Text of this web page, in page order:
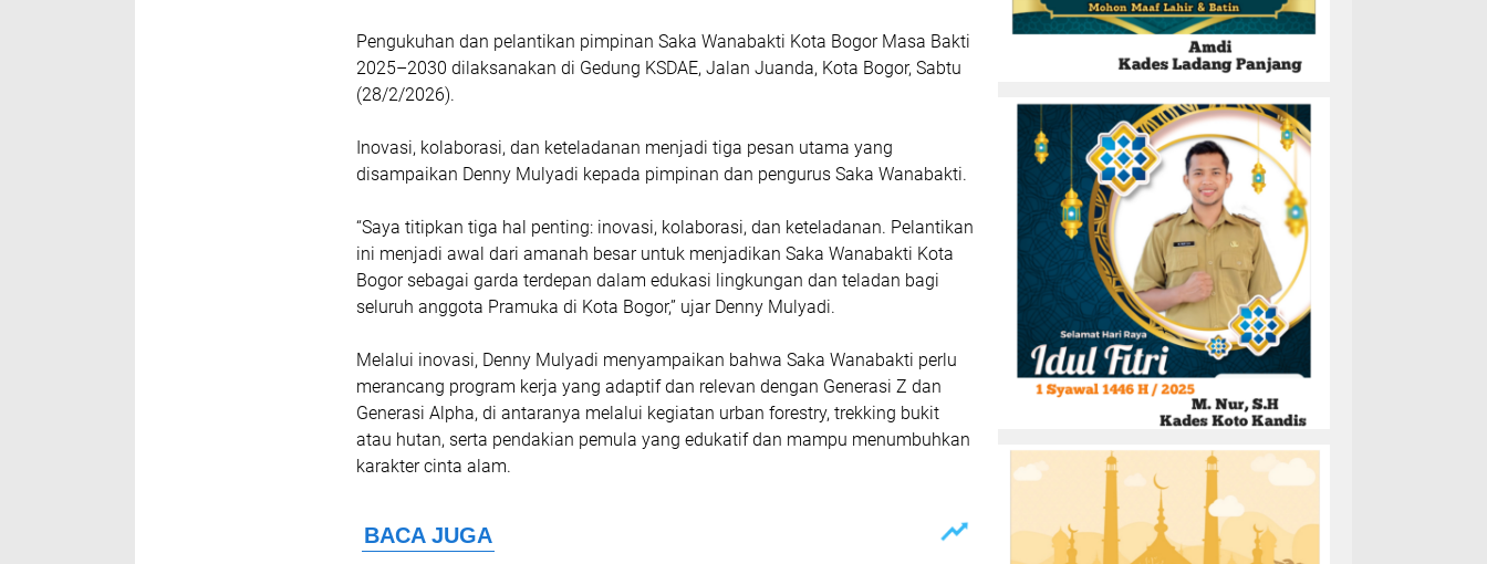
Pengukuhan dan pelantikan pimpinan Saka Wanabakti Kota Bogor Masa Bakti
2025–2030 dilaksanakan di Gedung KSDAE, Jalan Juanda, Kota Bogor, Sabtu
(28/2/2026).
Inovasi, kolaborasi, dan keteladanan menjadi tiga pesan utama yang
disampaikan Denny Mulyadi kepada pimpinan dan pengurus Saka Wanabakti.
“Saya titipkan tiga hal penting: inovasi, kolaborasi, dan keteladanan. Pelantikan
ini menjadi awal dari amanah besar untuk menjadikan Saka Wanabakti Kota
Bogor sebagai garda terdepan dalam edukasi lingkungan dan teladan bagi
seluruh anggota Pramuka di Kota Bogor,” ujar Denny Mulyadi.
Melalui inovasi, Denny Mulyadi menyampaikan bahwa Saka Wanabakti perlu
merancang program kerja yang adaptif dan relevan dengan Generasi Z dan
Generasi Alpha, di antaranya melalui kegiatan urban forestry, trekking bukit
atau hutan, serta pendakian pemula yang edukatif dan mampu menumbuhkan
karakter cinta alam.